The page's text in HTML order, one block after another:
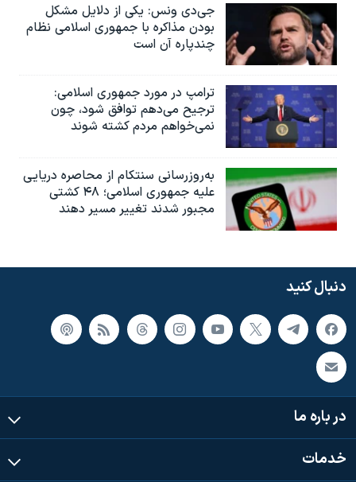
جی‌دی ونس: یکی از دلایل مشکل
بودن مذاکره با جمهوری اسلامی نظام
چندپاره آن است
ترامپ در مورد جمهوری اسلامی:
ترجیح می‌دهم توافق شود، چون
نمی‌خواهم مردم کشته شوند
به‌روزرسانی سنتکام از محاصره دریایی
علیه جمهوری اسلامی؛ ۴۸ کشتی
مجبور شدند تغییر مسیر دهند
دنبال کنید
در باره ما
خدمات